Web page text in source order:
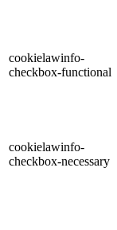
cookielawinfo-
checkbox-functional
cookielawinfo-
checkbox-necessary